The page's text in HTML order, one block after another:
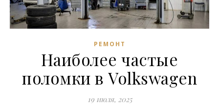
РЕМОНТ
Наиболее частые
поломки в Volkswagen
19 июля, 2025